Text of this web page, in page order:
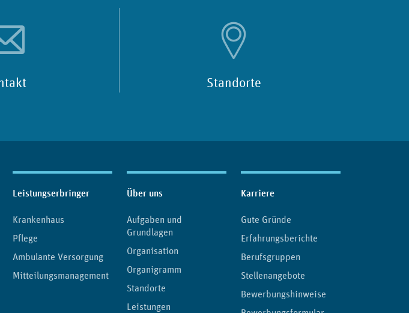
Standorte
Leistungserbringer
Krankenhaus
Pflege
Ambulante Versorgung
Mitteilungsmanagement
Über uns
Aufgaben und
Grundlagen
Organisation
Organigramm
Standorte
Leistungen
Karriere
Gute Gründe
Erfahrungsberichte
Berufsgruppen
Stellenangebote
Bewerbungshinweise